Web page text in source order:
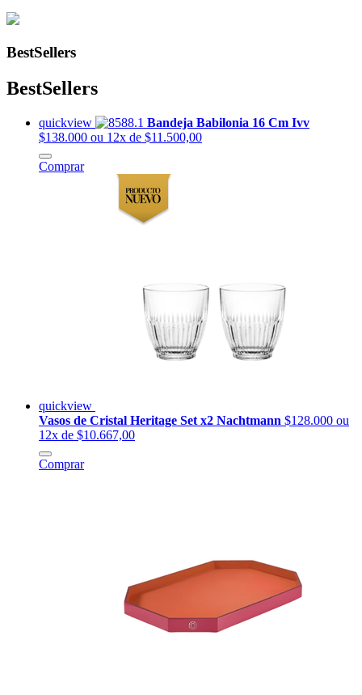
BestSellers
BestSellers
quickview
Bandeja Babilonia 16 Cm Ivv
$138.000 ou 12x de $11.500,00
Comprar
quickview
Vasos de Cristal Heritage Set x2 Nachtmann $128.000 ou
12x de $10.667,00
Comprar